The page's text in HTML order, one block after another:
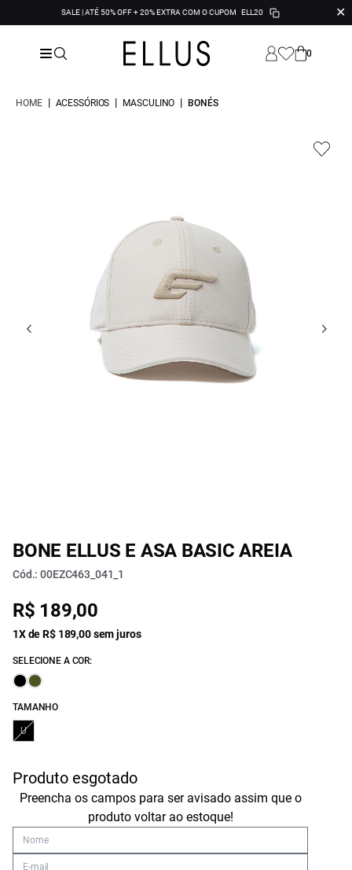
SALE | ATÉ 50% OFF + 20% EXTRA COM O CUPOM ELL20 ✕
0
HOME | ACESSÓRIOS | MASCULINO | BONÉS
BONE ELLUS E ASA BASIC AREIA
Cód.: 00EZC463_041_1
R$ 189,00
1X de R$ 189,00 sem juros
SELECIONE A COR:
TAMANHO
U
Produto esgotado
Preencha os campos para ser avisado assim que o
produto voltar ao estoque!